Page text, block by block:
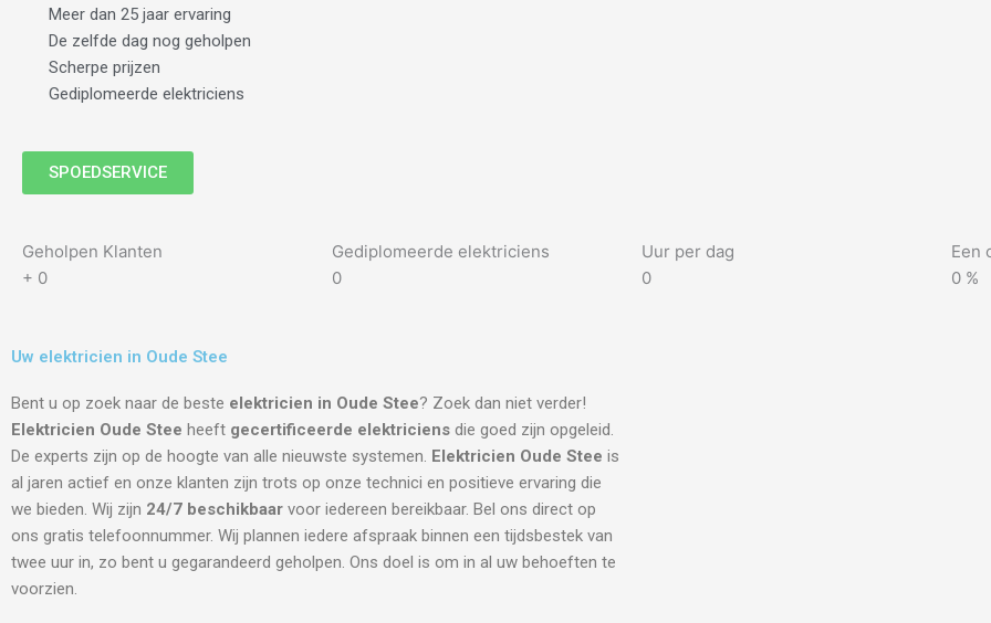
Meer dan 25 jaar ervaring
De zelfde dag nog geholpen
Scherpe prijzen
Gediplomeerde elektriciens
SPOEDSERVICE
Geholpen Klanten
+ 0
Gediplomeerde elektriciens
0
Uur per dag
0
Een
0 %
Uw elektricien in Oude Stee
Bent u op zoek naar de beste elektricien in Oude Stee? Zoek dan niet verder!
Elektricien Oude Stee heeft gecertificeerde elektriciens die goed zijn opgeleid.
De experts zijn op de hoogte van alle nieuwste systemen. Elektricien Oude Stee is
al jaren actief en onze klanten zijn trots op onze technici en positieve ervaring die
we bieden. Wij zijn 24/7 beschikbaar voor iedereen bereikbaar. Bel ons direct op
ons gratis telefoonnummer. Wij plannen iedere afspraak binnen een tijdsbestek van
twee uur in, zo bent u gegarandeerd geholpen. Ons doel is om in al uw behoeften te
voorzien.